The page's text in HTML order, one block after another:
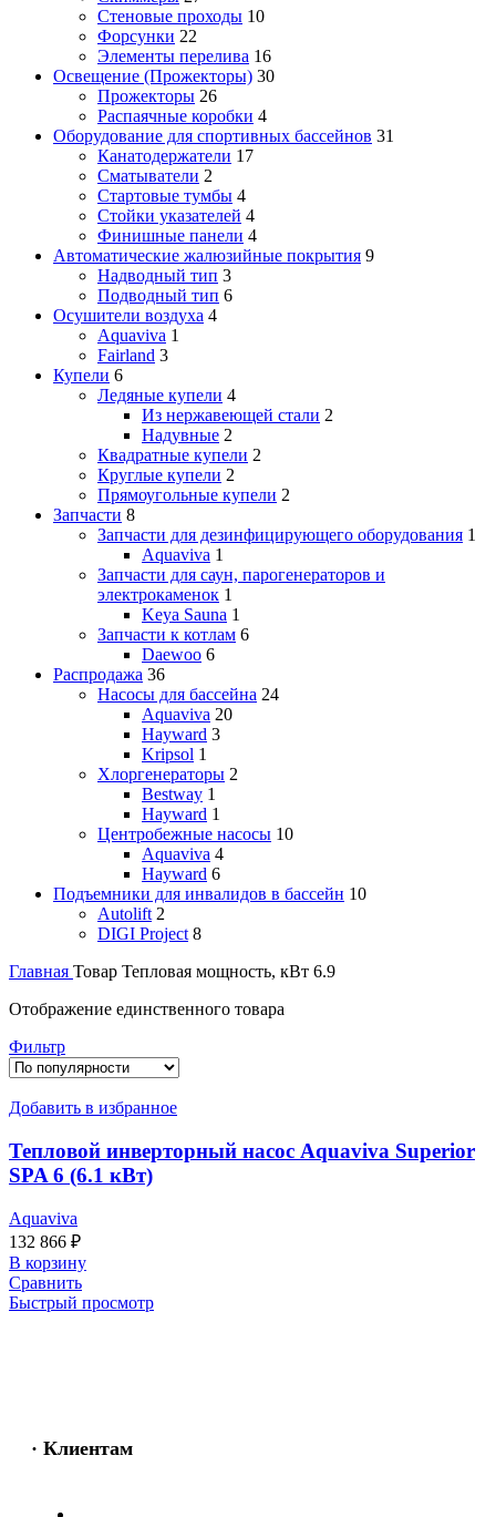
Стеновые проходы 10
Форсунки 22
Элементы перелива 16
Освещение (Прожекторы) 30
Прожекторы 26
Распаячные коробки 4
Оборудование для спортивных бассейнов 31
Канатодержатели 17
Сматыватели 2
Стартовые тумбы 4
Стойки указателей 4
Финишные панели 4
Автоматические жалюзийные покрытия 9
Надводный тип 3
Подводный тип 6
Осушители воздуха 4
Aquaviva 1
Fairland 3
Купели 6
Ледяные купели 4
Из нержавеющей стали 2
Надувные 2
Квадратные купели 2
Круглые купели 2
Прямоугольные купели 2
Запчасти 8
Запчасти для дезинфицирующего оборудования 1
Aquaviva 1
Запчасти для саун, парогенераторов и
электрокаменок 1
Keya Sauna 1
Запчасти к котлам 6
Daewoo 6
Распродажа 36
Насосы для бассейна 24
Aquaviva 20
Hayward 3
Kripsol 1
Хлоргенераторы 2
Bestway 1
Hayward 1
Центробежные насосы 10
Aquaviva 4
Hayward 6
Подъемники для инвалидов в бассейн 10
Autolift 2
DIGI Project 8
Главная Товар Тепловая мощность, кВт 6.9
Отображение единственного товара
Фильтр
Добавить в избранное
Тепловой инверторный насос Aquaviva Superior
SPA 6 (6.1 кВт)
Aquaviva
132 866 ₽
В корзину
Сравнить
Быстрый просмотр
· Клиентам